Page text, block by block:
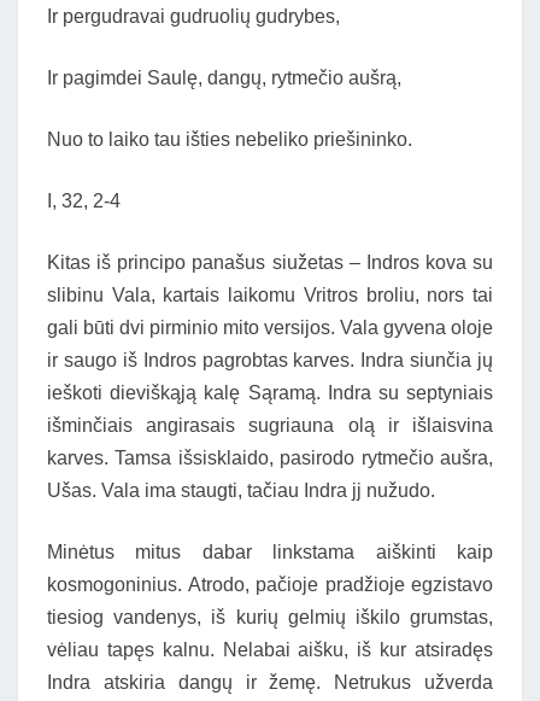
Ir pergudravai gudruolių gudrybes,
Ir pagimdei Saulę, dangų, rytmečio aušrą,
Nuo to laiko tau išties nebeliko priešininko.
I, 32, 2-4
Kitas iš principo panašus siužetas – Indros kova su
slibinu Vala, kartais laikomu Vritros broliu, nors tai
gali būti dvi pirminio mito versijos. Vala gyvena oloje
ir saugo iš Indros pagrobtas karves. Indra siunčia jų
ieškoti dieviškąją kalę Sąramą. Indra su septyniais
išminčiais angirasais sugriauna olą ir išlaisvina
karves. Tamsa išsisklaido, pasirodo rytmečio aušra,
Ušas. Vala ima staugti, tačiau Indra jj nužudo.
Minėtus mitus dabar linkstama aiškinti kaip
kosmogoninius. Atrodo, pačioje pradžioje egzistavo
tiesiog vandenys, iš kurių gelmių iškilo grumstas,
vėliau tapęs kalnu. Nelabai aišku, iš kur atsiradęs
Indra atskiria dangų ir žemę. Netrukus užverda